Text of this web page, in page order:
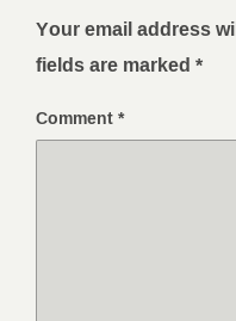
Your email address
fields are marked*
Comment*